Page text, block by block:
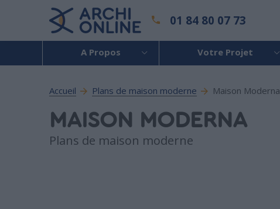
01 84 80 07 73
A Propos Votre Projet
Accueil Plans de maison moderne Maison Moderna
MAISON MODERNA
Plans de maison moderne